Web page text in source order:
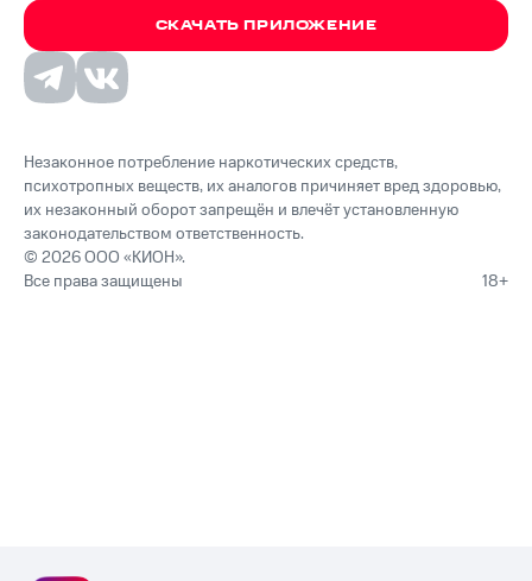
СКАЧАТЬ ПРИЛОЖЕНИЕ
Незаконное потребление наркотических средств,
психотропных веществ, их аналогов причиняет вред здоровью,
их незаконный оборот запрещён и влечёт установленную
законодательством ответственность.
© 2026 ООО «КИОН».
Все права защищены
18+